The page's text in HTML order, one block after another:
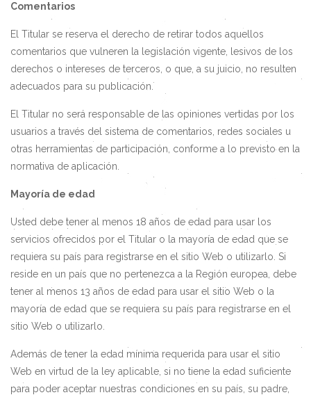
Comentarios
El Titular se reserva el derecho de retirar todos aquellos
comentarios que vulneren la legislación vigente, lesivos de los
derechos o intereses de terceros, o que, a su juicio, no resulten
adecuados para su publicación.
El Titular no será responsable de las opiniones vertidas por los
usuarios a través del sistema de comentarios, redes sociales u
otras herramientas de participación, conforme a lo previsto en la
normativa de aplicación.
Mayoría de edad
Usted debe tener al menos 18 años de edad para usar los
servicios ofrecidos por el Titular o la mayoría de edad que se
requiera su país para registrarse en el sitio Web o utilizarlo. Si
reside en un país que no pertenezca a la Región europea, debe
tener al menos 13 años de edad para usar el sitio Web o la
mayoría de edad que se requiera su país para registrarse en el
sitio Web o utilizarlo.
Además de tener la edad mínima requerida para usar el sitio
Web en virtud de la ley aplicable, si no tiene la edad suficiente
para poder aceptar nuestras condiciones en su país, su padre,